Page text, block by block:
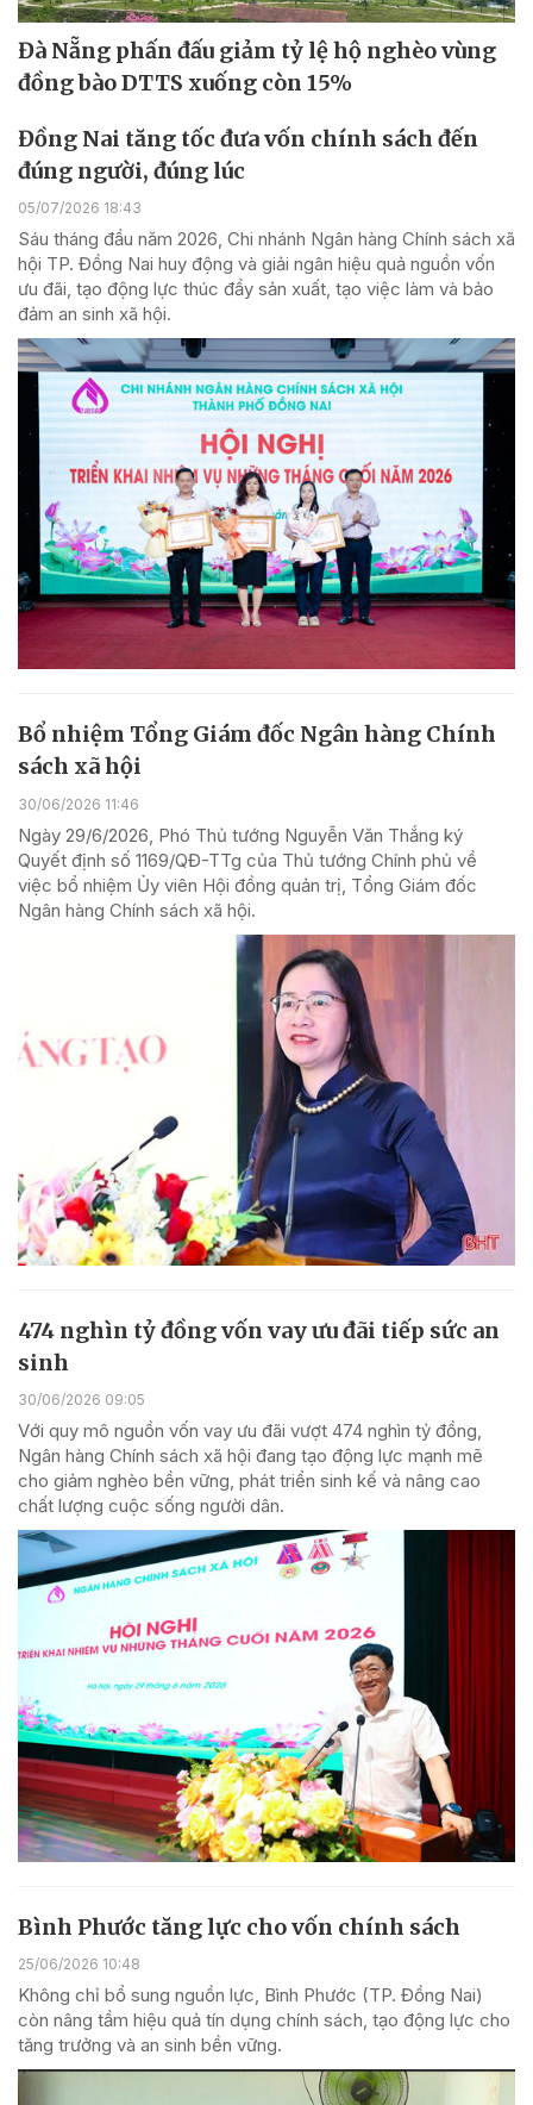
Đà Nẵng phấn đấu giảm tỷ lệ hộ nghèo vùng
đồng bào DTTS xuống còn 15%
Đồng Nai tăng tốc đưa vốn chính sách đến
đúng người, đúng lúc
05/07/2026 18:43
Sáu tháng đầu năm 2026, Chi nhánh Ngân hàng Chính sách xã
hội TP. Đồng Nai huy động và giải ngân hiệu quả nguồn vốn
ưu đãi, tạo động lực thúc đẩy sản xuất, tạo việc làm và bảo
đảm an sinh xã hội.
Bổ nhiệm Tổng Giám đốc Ngân hàng Chính
sách xã hội
30/06/2026 11:46
Ngày 29/6/2026, Phó Thủ tướng Nguyễn Văn Thắng ký
Quyết định số 1169/QĐ-TTg của Thủ tướng Chính phủ về
việc bổ nhiệm Ủy viên Hội đồng quản trị, Tổng Giám đốc
Ngân hàng Chính sách xã hội.
474 nghìn tỷ đồng vốn vay ưu đãi tiếp sức an
sinh
30/06/2026 09:05
Với quy mô nguồn vốn vay ưu đãi vượt 474 nghìn tỷ đồng,
Ngân hàng Chính sách xã hội đang tạo động lực mạnh mẽ
cho giảm nghèo bền vững, phát triển sinh kế và nâng cao
chất lượng cuộc sống người dân.
Bình Phước tăng lực cho vốn chính sách
25/06/2026 10:48
Không chỉ bổ sung nguồn lực, Bình Phước (TP. Đồng Nai)
còn nâng tầm hiệu quả tín dụng chính sách, tạo động lực cho
tăng trưởng và an sinh bền vững.